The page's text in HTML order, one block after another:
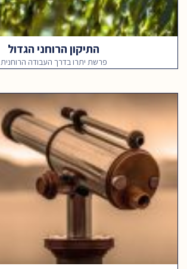
התיקון הרוחני הגדול
פרשת יתרו בדרך העבודה הרוחנית